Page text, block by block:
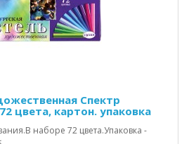
Спектр
цвета, картон. упаковка
наборе 72 цвета.Упаковка -